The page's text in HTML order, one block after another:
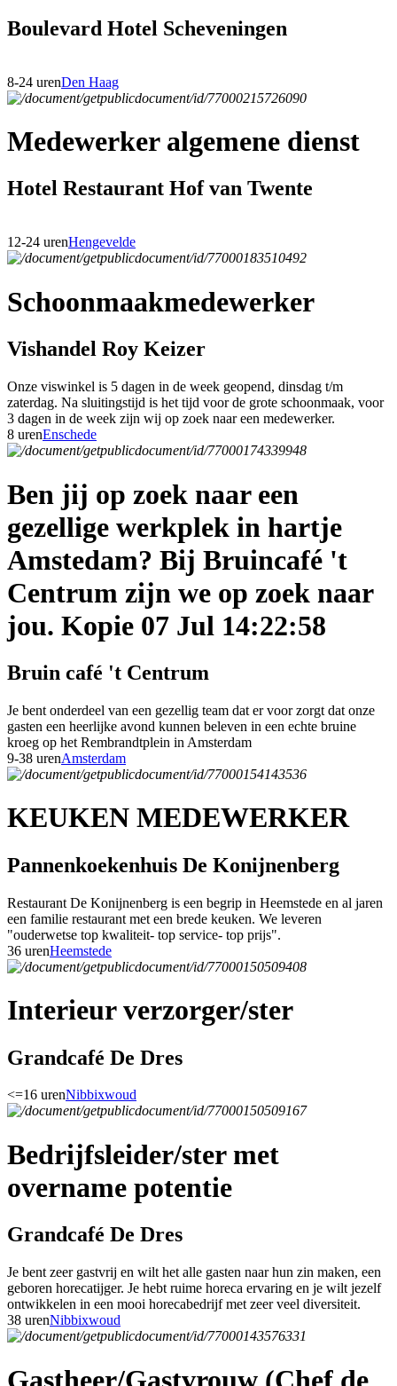
Boulevard Hotel Scheveningen
8-24 urenDen Haag
Medewerker algemene dienst
Hotel Restaurant Hof van Twente
12-24 urenHengevelde
Schoonmaakmedewerker
Vishandel Roy Keizer
Onze viswinkel is 5 dagen in de week geopend, dinsdag t/m
zaterdag. Na sluitingstijd is het tijd voor de grote schoonmaak, voor
3 dagen in de week zijn wij op zoek naar een medewerker.
8 urenEnschede
Ben jij op zoek naar een
gezellige werkplek in hartje
Amstedam? Bij Bruincafé 't
Centrum zijn we op zoek naar
jou. Kopie 07 Jul 14:22:58
Bruin café 't Centrum
Je bent onderdeel van een gezellig team dat er voor zorgt dat onze
gasten een heerlijke avond kunnen beleven in een echte bruine
kroeg op het Rembrandtplein in Amsterdam
9-38 urenAmsterdam
KEUKEN MEDEWERKER
Pannenkoekenhuis De Konijnenberg
Restaurant De Konijnenberg is een begrip in Heemstede en al jaren
een familie restaurant met een brede keuken. We leveren
"ouderwetse top kwaliteit- top service- top prijs".
36 urenHeemstede
Interieur verzorger/ster
Grandcafé De Dres
<=16 urenNibbixwoud
Bedrijfsleider/ster met
overname potentie
Grandcafé De Dres
Je bent zeer gastvrij en wilt het alle gasten naar hun zin maken, een
geboren horecatijger. Je hebt ruime horeca ervaring en je wilt jezelf
ontwikkelen in een mooi horecabedrijf met zeer veel diversiteit.
38 urenNibbixwoud
Gastheer/Gastvrouw (Chef de